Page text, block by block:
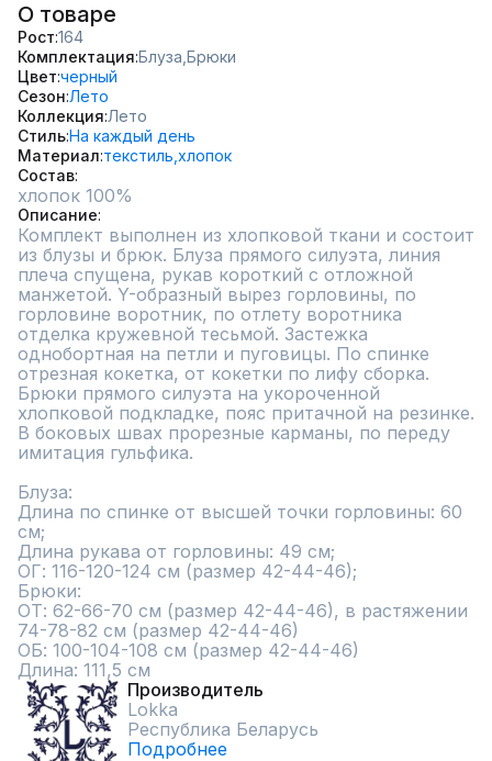
О товаре
Рост 164
Комплектация Блуза, Брюки
Цвет черный
Сезон Лето
Коллекция Лето
СтильНа каждый день
Материал текстиль, хлопок
Состав
хлопок 100%
Описание
Комплект выполнен из хлопковой ткани и состоит
из блузы и брюк. Блуза прямого силуэта, линия
плеча спущена, рукав короткий с отложной
манжетой. Y-образный вырез горловины, по
горловине воротник, по отлету воротника
отделка кружевной тесьмой. Застежка
однобортная на петли и пуговицы. По спинке
отрезная кокетка, от кокетки по лифу сборка.
Брюки прямого силуэта на укороченной
хлопковой подкладке, пояс притачной на резинке.
В боковых швах прорезные карманы, по переду
имитация гульфика.
Блуза:
Длина по спинке от высшей точки горловины: 60
см;
Длина рукава от горловины: 49 см;
ОГ: 116-120-124 см (размер 42-44-46);
Брюки:
ОТ: 62-66-70 см (размер 42-44-46), в растяжении
74-78-82 см (размер 42-44-46)
ОБ: 100-104-108 см (размер 42-44-46)
Длина: 111,5 см
Производитель
Lokka
Республика Беларусь
Подробнее